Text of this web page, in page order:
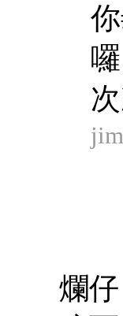
囉
爛